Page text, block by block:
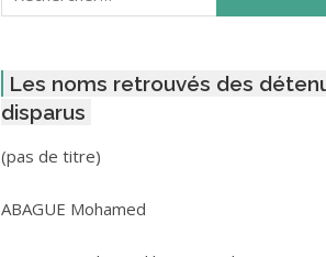
Les noms retrouvés des
disparus
(pas de titre)Post
3416
ABAGUE Mohamed